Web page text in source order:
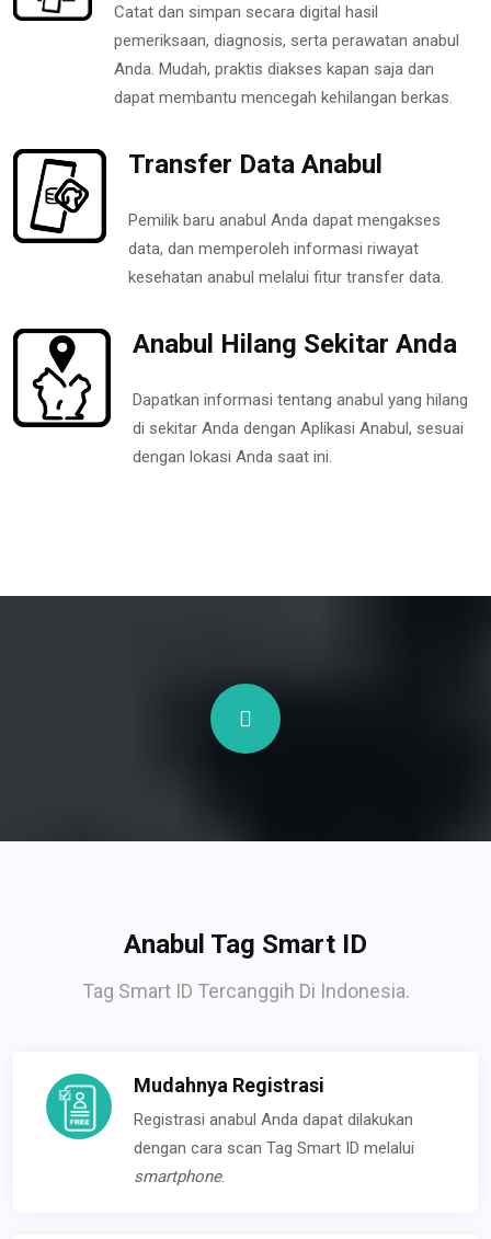
Catat dan simpan secara digital hasil
pemeriksaan, diagnosis, serta perawatan anabul
Anda. Mudah, praktis diakses kapan saja dan
dapat membantu mencegah kehilangan berkas.
Transfer Data Anabul
Pemilik baru anabul Anda dapat mengakses
data, dan memperoleh informasi riwayat
kesehatan anabul melalui fitur transfer data.
Anabul Hilang Sekitar Anda
Dapatkan informasi tentang anabul yang hilang
di sekitar Anda dengan Aplikasi Anabul, sesuai
dengan lokasi Anda saat ini.
Anabul Tag Smart ID
Tag Smart ID Tercanggih Di Indonesia.
Mudahnya Registrasi
Registrasi anabul Anda dapat dilakukan
dengan cara scan Tag Smart ID melalui
smartphone.